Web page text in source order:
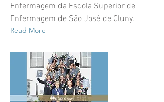
Enfermagem da Escola Superior de
Enfermagem de São José de Cluny.
Read More